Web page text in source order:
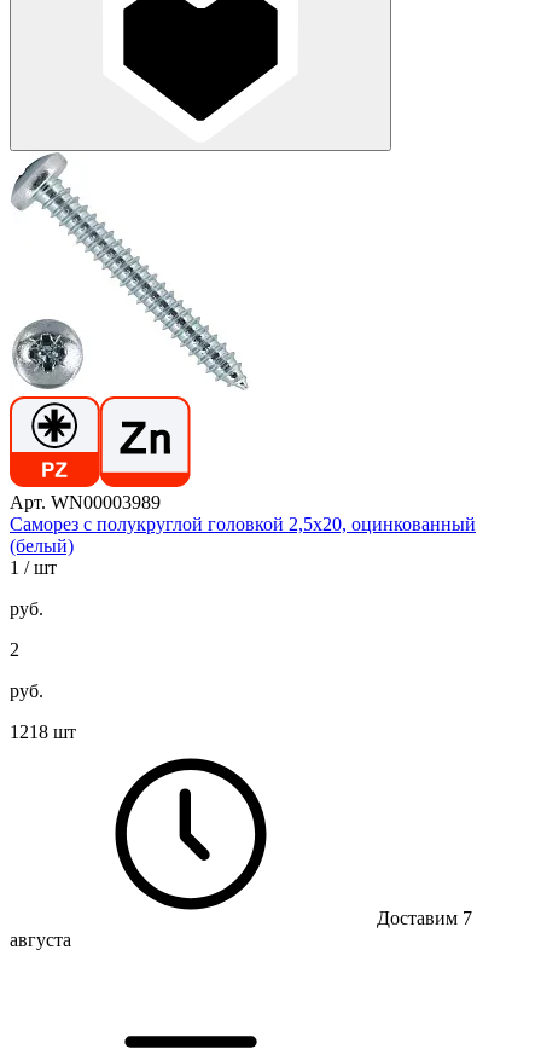
Арт. WN00003989
Саморез с полукруглой головкой 2,5х20, оцинкованный
(белый)
1 / шт
руб.
2
руб.
1218 шт
Доставим 7
августа